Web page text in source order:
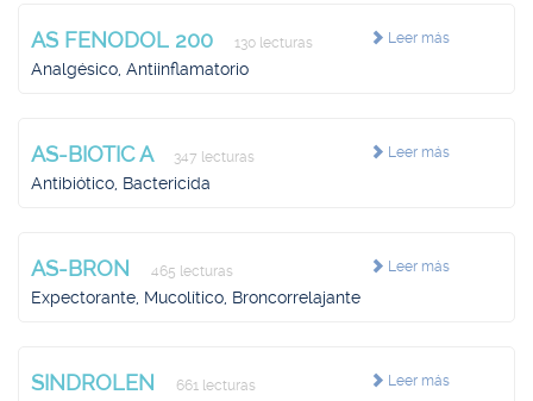
Leer más
AS FENODOL 200 130 lecturas
Analgésico, Antiinflamatorio
Leer más
AS-BIOTIC A 347 lecturas
Antibiótico, Bactericida
Leer más
AS-BRON 465 lecturas
Expectorante, Mucolítico, Broncorrelajante
Leer más
SINDROLEN 661 lecturas